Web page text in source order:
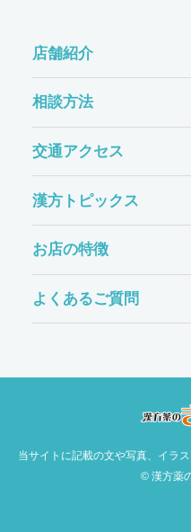
店舗紹介
相談方法
交通アクセス
漢方トピックス
お店の特徴
よくあるご質問
当サイトに記載の文や写真、イラ
© 漢方薬